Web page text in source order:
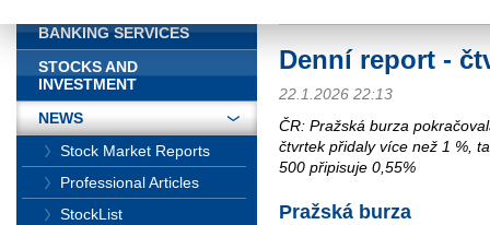
Denní report -
22.1.2026 22:13
ČR: Pražská burza
čtvrtek přidaly více než 1 %,
500 připisuje 0,55%
Pražská burza
BANKING SERVICES
STOCKS AND
INVESTMENT
NEWS
Stock Market Reports
Professional Articles
StockList